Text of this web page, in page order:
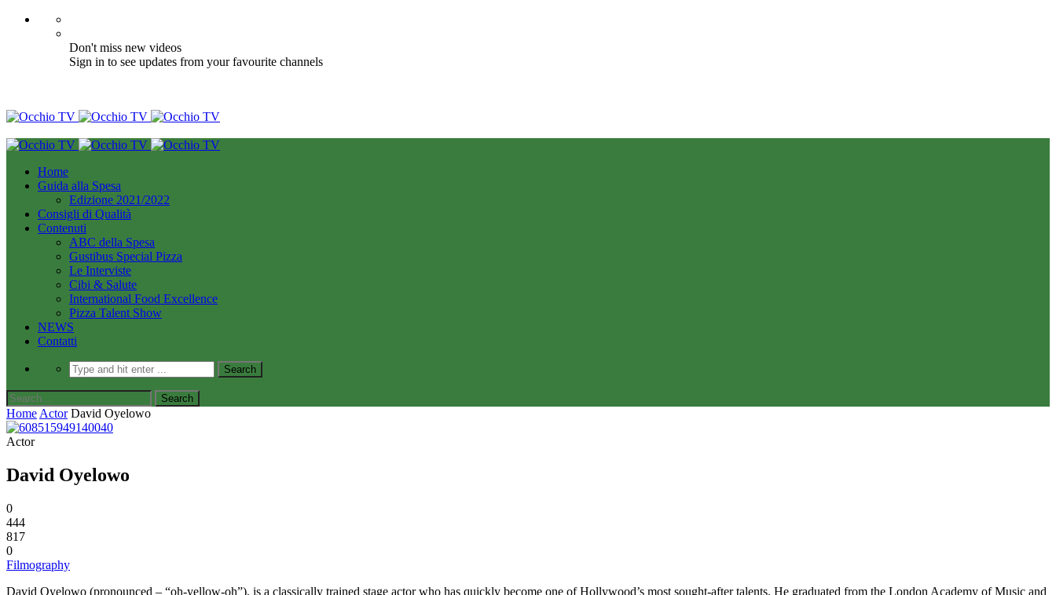
Don't miss new videos
Sign in to see updates from your favourite channels
Home
Guida alla Spesa
Edizione 2021/2022
Consigli di Qualità
Contenuti
ABC della Spesa
Gustibus Special Pizza
Le Interviste
Cibi & Salute
International Food Excellence
Pizza Talent Show
NEWS
Contatti
Home Actor David Oyelowo
Actor
David Oyelowo
0
444
817
0
Filmography
David Oyelowo (pronounced – “oh-yellow-oh”), is a classically trained stage actor who has quickly become one of Hollywood’s most sought-after talents. He graduated from the London Academy of Music and